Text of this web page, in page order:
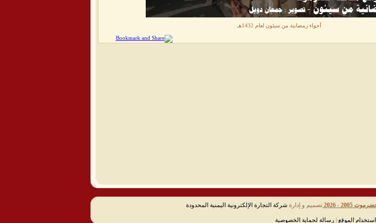
أجواء رمضانية من سيئون لعام 1432هـ
- 2026 تصميم و إدارة شركة التجارة الإلكترونية اليمنية المحدودة
استخدام الموقع رسالة لحماية الخصوصية